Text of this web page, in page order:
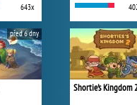
643x
před 6 dny
Shortie's Kingdom